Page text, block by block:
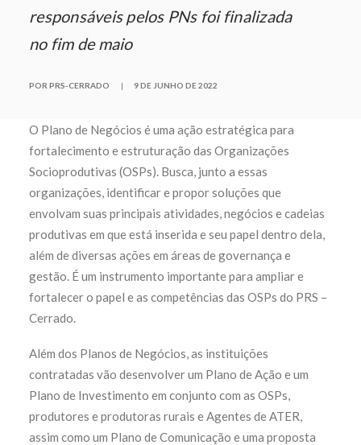
responsáveis pelos PNs foi finalizada
no fim de maio
POR PRS-CERRADO | 9 DE JUNHO DE 2022
O Plano de Negócios é uma ação estratégica para
fortalecimento e estruturação das Organizações
Socioprodutivas (OSPs). Busca, junto a essas
organizações, identificar e propor soluções que
envolvam suas principais atividades, negócios e cadeias
produtivas em que está inserida e seu papel dentro dela,
além de diversas ações em áreas de governança e
gestão. É um instrumento importante para ampliar e
fortalecer o papel e as competências das OSPs do PRS –
Cerrado.
Além dos Planos de Negócios, as instituições
contratadas vão desenvolver um Plano de Ação e um
Plano de Investimento em conjunto com as OSPs,
produtores e produtoras rurais e Agentes de ATER,
assim como um Plano de Comunicação e uma proposta